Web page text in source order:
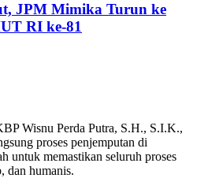
JPM Mimika Turun ke
RI ke-81
Wisnu Perda Putra, S.H., S.I.K.,
proses penjemputan di
untuk memastikan seluruh proses
dan humanis.